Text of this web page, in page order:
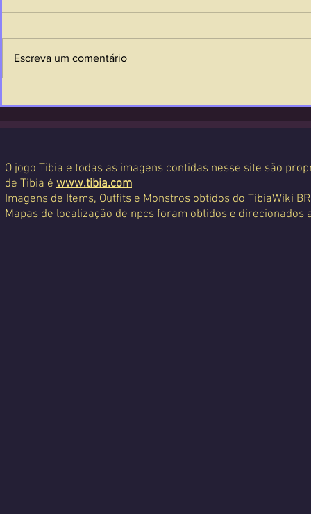
Escreva um comentário
O jogo Tibia e todas as imagens contidas nesse site são
de Tibia é www.tibia.com
Imagens de Items, Outfits e Monstros obtidos do TibiaWiki
Mapas de localização de npcs foram obtidos e direcionados